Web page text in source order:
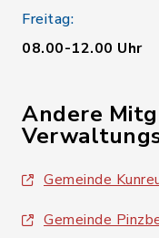
Freitag:
08.00-12.00 Uhr
Andere
Gemeinde
Gemeinde